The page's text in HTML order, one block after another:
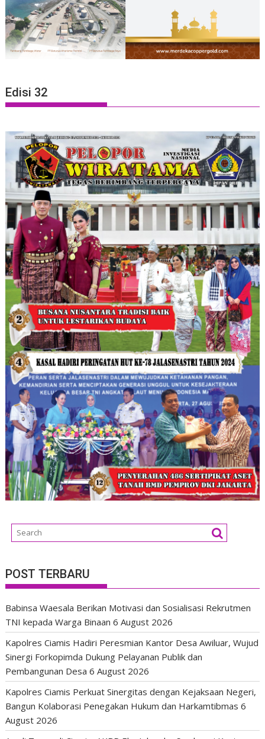
Edisi 32
POST TERBARU
Babinsa Waesala Berikan Motivasi dan Sosialisasi Rekrutmen
TNI kepada Warga Binaan 6 August 2026
Kapolres Ciamis Hadiri Peresmian Kantor Desa Awiluar, Wujud
Sinergi Forkopimda Dukung Pelayanan Publik dan
Pembangunan Desa 6 August 2026
Kapolres Ciamis Perkuat Sinergitas dengan Kejaksaan Negeri,
Bangun Kolaborasi Penegakan Hukum dan Harkamtibmas 6
August 2026